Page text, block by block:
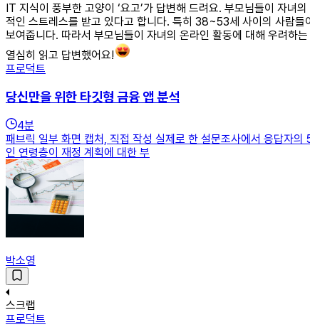
IT 지식이 풍부한 고양이 ‘요고’가 답변해 드려요. 부모님들이 자녀
적인 스트레스를 받고 있다고 합니다. 특히 38~53세 사이의 사람들
보여줍니다. 따라서 부모님들이 자녀의 온라인 활동에 대해 우려하
열심히 읽고 답변했어요!
프로덕트
당신만을 위한 타깃형 금융 앱 분석
4분
패브릭 일부 화면 캡처, 직접 작성 실제로 한 설문조사에서 응답자
인 연령층이 재정 계획에 대한 부
박소영
스크랩
프로덕트